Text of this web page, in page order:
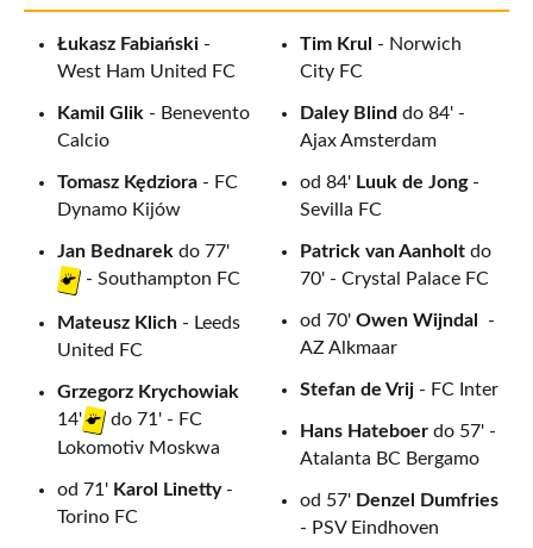
Łukasz Fabiański -
West Ham United FC
Kamil Glik - Benevento
Calcio
Tomasz Kędziora - FC
Dynamo Kijów
Jan Bednarek do 77'
- Southampton FC
Mateusz Klich - Leeds
United FC
Grzegorz Krychowiak
14'
do 71' - FC
Lokomotiv Moskwa
od 71' Karol Linetty-
Torino FC
Tim Krul
- Norwich
City FC
Daley Blind do 84' -
Ajax Amsterdam
od 84' Luuk de Jong-
Sevilla FC
Patrick van Aanholt do
70' - Crystal Palace FC
od 70' Owen Wijndal
-
AZ Alkmaar
Stefan de Vrij - FC Inter
Hans Hateboer do 57' -
Atalanta BC Bergamo
od 57' Denzel Dumfries
- PSV Eindhoven